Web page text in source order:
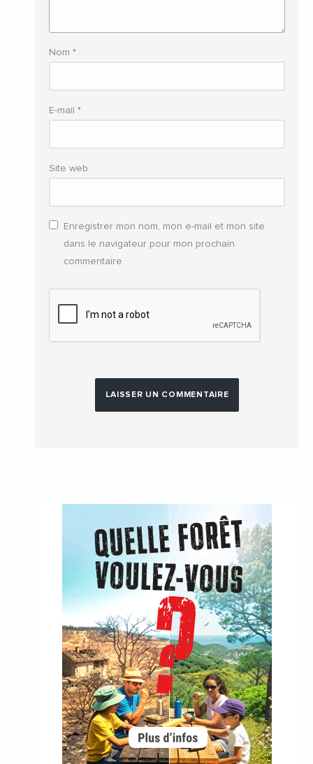
Nom *
E-mail *
Site web
Enregistrer mon nom, mon e-mail et mon site
dans le navigateur pour mon prochain
commentaire.